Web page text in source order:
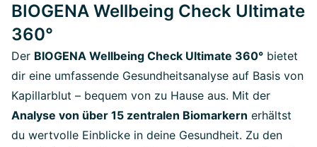
BIOGENA Wellbeing Check Ultimate
360°
Der BIOGENA Wellbeing Check Ultimate 360° bietet
dir eine umfassende Gesundheitsanalyse auf Basis von
Kapillarblut – bequem von zu Hause aus. Mit der
Analyse von über 15 zentralen Biomarkern erhältst
du wertvolle Einblicke in deine Gesundheit. Zu den